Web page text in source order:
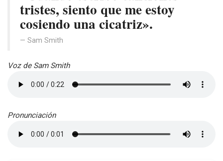
tristes, siento que me estoy
cosiendo una cicatriz».
Sam Smith
Voz de Sam Smith
Pronunciación